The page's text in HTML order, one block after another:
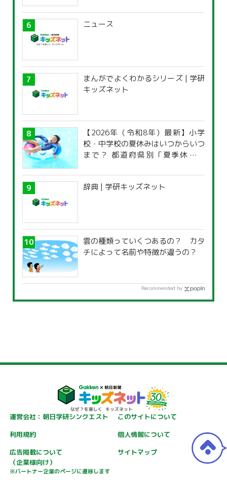
ニュース
まんがでよくわかるシリーズ | 学研
キッズネット
【2026年（令和8年）最新】小学
校・中学校の夏休みはいつからいつ
まで？ 都道府県別「夏季休暇一
辞典 | 学研キッズネット
雲の種類っていくつあるの？ カタ
チによって名前や特徴が違うの？
Recommended by
運営会社：朝日学研シンクエスト
このサイトについて
利用規約
個人情報について
広告掲載について
（企業様向け）
※パートナー企業のページに遷移します
サイトマップ